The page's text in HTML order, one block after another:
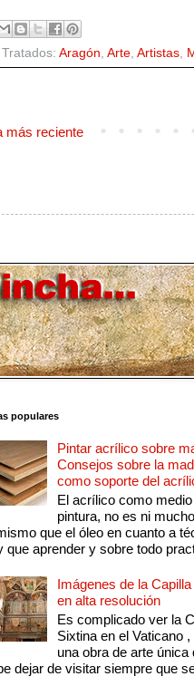
Aragón Arte, Artistas,
más reciente
populares
Pintar acrílico sobre
Consejos sobre la
como soporte del
El acrílico como
pintura, no es ni
que el óleo en cuanto a
que aprender y sobre todo
Imágenes de la
en alta resolución
Es complicado ver la
Sixtina en el Vaticano ,
una obra de arte única
dejar de visitar siempre que